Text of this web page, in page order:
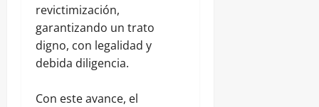
revictimización,
garantizando un trato
digno, con legalidad y
debida diligencia.
Con este avance, el